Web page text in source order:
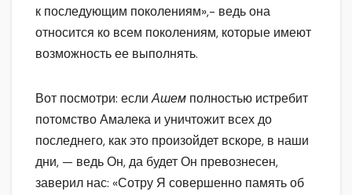
к последующим поколениям»,- ведь она
относится ко всем поколениям, которые имеют
возможность ее выполнять.
Вот посмотри: еслиАшем полностью истребит
потомство Амалека и уничтожит всех до
последнего, как это произойдет вскоре, в наши
дни, — ведь Он, да будет Он превознесен,
заверил нас: «Сотру Я совершенно память об